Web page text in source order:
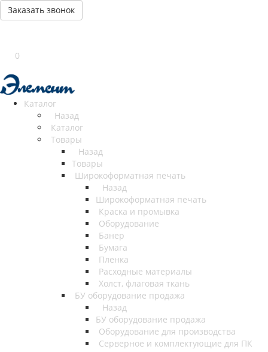
Заказать звонок
0
Каталог
Назад
Каталог
Товары
Назад
Товары
Широкоформатная печать
Назад
Широкоформатная печать
Краска и промывка
Оборудование
Банер
Бумага
Пленка
Расходные материалы
Холст, флаговая ткань
БУ оборудование продажа
Назад
БУ оборудование продажа
Оборудование для производства
Серверное и комплектующие для ПК